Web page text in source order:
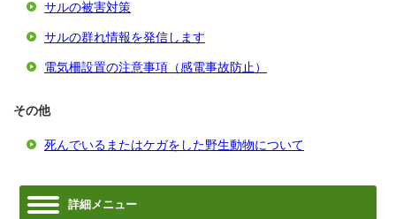
サルの被害対策
サルの群れ情報を発信します
電気柵設置の注意事項（感電事故防止）
その他
死んでいるまたはケガをした野生動物について
詳細メニュー